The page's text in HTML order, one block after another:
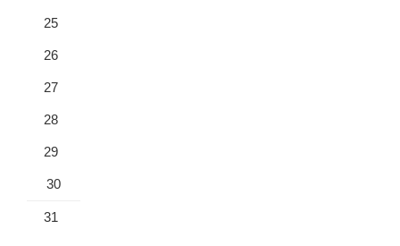
25
26
27
28
29
30
31